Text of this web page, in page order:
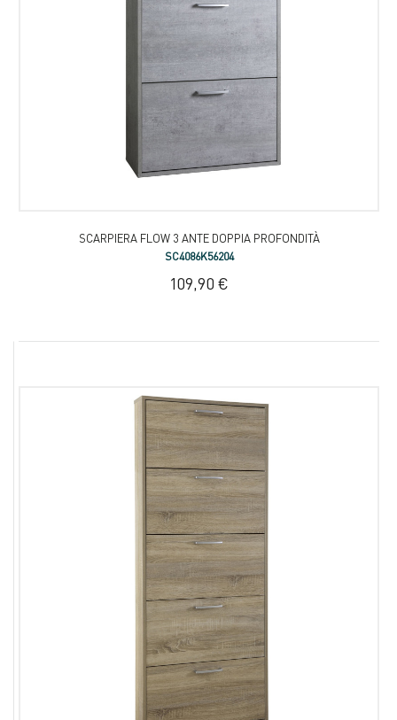
SCARPIERA FLOW 3 ANTE DOPPIA PROFONDITÀ
SC4086K56204
109,90 €